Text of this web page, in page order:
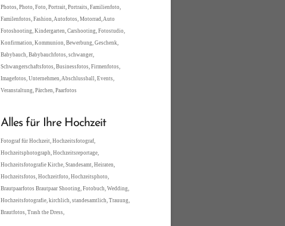
Photos, Photo, Foto, Portrait, Portraits, Familienfoto,
Familenfotos, Fashion, Autofotos, Motorrad, Auto
Fotoshooting, Kindergarten, Carshooting, Fotostudio,
Konfirmation, Kommunion, Bewerbung, Geschenk,
Babybauch, Babybauchfotos, schwanger,
Schwangerschaftsfotos, Businessfotos, Firmenfotos,
Imagefotos, Unternehmen, Abschlussball, Events,
Veranstaltung, Pärchen, Paarfotos
Alles für Ihre Hochzeit
Fotograf für Hochzeit, Hochzeitsfotograf,
Hochzeitsphotograph, Hochzeitsreportage,
Hochzeitsfotografie Kirche, Standesamt, Heiraten,
Hochzeitsfotos, Hochzeitfoto, Hochzeitsphoto,
Brautpaarfotos Brautpaar Shooting, Fotobuch, Wedding,
Hochzeitsfotografie, kirchlich, standesamtlich, Trauung,
Brautfotos, Trash the Dress,